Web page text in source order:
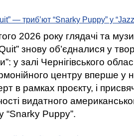
— триб’ют “Snarky Puppy” у “Jazz-
2026 року глядачі та
знову об’єдналися у
у залі Чернігівського
центру вперше у
в рамках проєкту, і
видатного
“Snarky Puppy”.